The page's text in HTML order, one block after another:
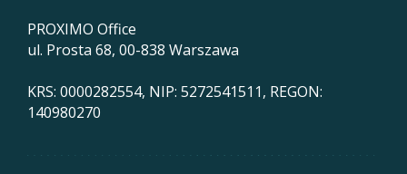
PROXIMO Office
ul. Prosta 68, 00-838 Warszawa
KRS: 0000282554, NIP: 5272541511, REGON:
140980270